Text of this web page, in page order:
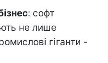
: софт
не лише
гіганти -